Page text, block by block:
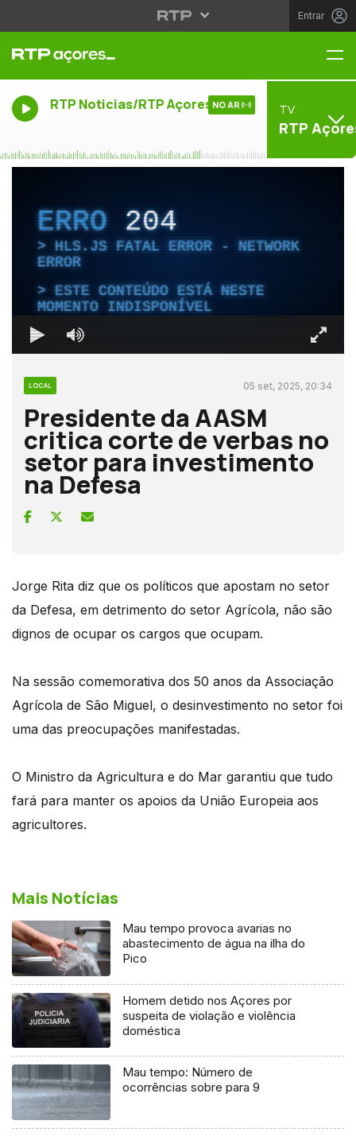
Entrar
RTP Noticias/RTP Açores NO AR TV
RTP
ERRO204
HLS.JS FATAL ERROR - NETWORK
ERROR
ESTE CONTEÚDO ESTÁ NESTE
MOMENTO INDISPONÍVEL
LOCAL 05 set, 2025, 20:34
Presidente da AASM
critica corte de verbas no
setor para investimento
na Defesa
Jorge Rita diz que os políticos que apostam no setor
da Defesa, em detrimento do setor Agrícola, não são
dignos de ocupar os cargos que ocupam.
Na sessão comemorativa dos 50 anos da Associação
Agrícola de São Miguel, o desinvestimento no setor foi
uma das preocupações manifestadas.
O Ministro da Agricultura e do Mar garantiu que tudo
fará para manter os apoios da União Europeia aos
agricultores.
Mais Notícias
Mau tempo provoca avarias no
abastecimento de água na ilha do
Pico
Homem detido nos Açores por
suspeita de violação e violência
doméstica
Mau tempo: Número de
ocorrências sobre para 9